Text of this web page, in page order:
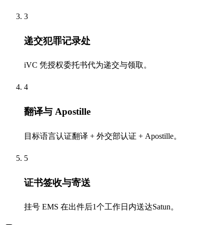
3
递交犯罪记录处
iVC 凭授权委托书代为递交与领取。
4
翻译与 Apostille
目标语言认证翻译 + 外交部认证 + Apostille。
5
证书签收与寄送
挂号 EMS 在出件后1个工作日内送达Satun。